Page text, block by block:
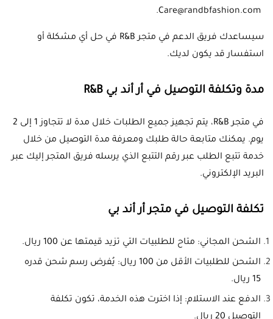
Care@randbfashion.com.
سيساعدك فريق الدعم في متجر R&B في حل أي مشكلة أو
استفسار قد يكون لديك.
مدة وتكلفة التوصيل في أر أند بي R&B
في متجر R&B، يتم تجهيز جميع الطلبات خلال مدة لا تتجاوز 1 إلى 2
يوم. يمكنك متابعة حالة طلبك ومعرفة مدة التوصيل من خلال
خدمة تتبع الطلب عبر رقم التتبع الذي يرسله فريق المتجر إليك عبر
البريد الإلكتروني.
تكلفة التوصيل في متجر أر أند بي
الشحن المجاني: متاح للطلبيات التي تزيد قيمتها عن 100 ريال.
الشحن للطلبيات الأقل من 100 ريال: يُفرض رسم شحن قدره
15 ريال.
الدفع عند الاستلام: إذا اخترت هذه الخدمة، تكون تكلفة